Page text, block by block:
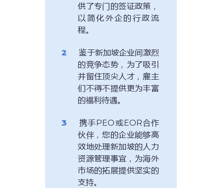
供了专门的签证政策，
以简化外企的行政流
程。
鉴于新加坡企业间激烈
的竞争态势，为了吸引
并留住顶尖人才，雇主
们不得不提供更为丰富
的福利待遇。
携手PEO或EOR合作
伙伴，您的企业能够高
效地处理新加坡的人力
资源管理事宜，为海外
市场的拓展提供坚实的
支持。